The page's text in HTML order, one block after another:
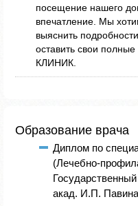
посещение нашего
впечатление. Мы
выяснить
оставить свои
КЛИНИК.
Образование врача
Диплом по
(Лечебно-
акад. И.П. Павина